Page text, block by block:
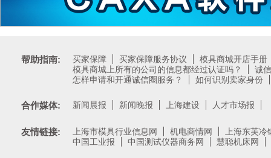
帮助指南: 买家保障 买家保障服务协议
模具商城开店手册
模具商城上所有的公司的信息都经过认证吗？
诚
怎样申请和开通诚信圈服务？
如何识别卖家身份
合作媒体: 新闻晨报 新闻晚报 上海建设 人才市场报
友情链接: 上海市模具行业信息网 机电商情网
上海东芙
中国工业报
中国测试仪器商务网 慧聪机床网